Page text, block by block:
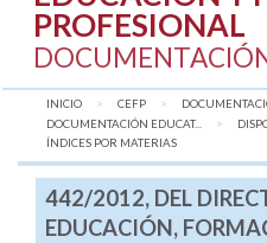
PROFESIONAL
INICIO CEFP
DOCUMENTACIÓN EDUCAT...
AQUÍ:
ÍNDICES POR MATERIAS
442/2012, DEL
EDUCACIÓN,